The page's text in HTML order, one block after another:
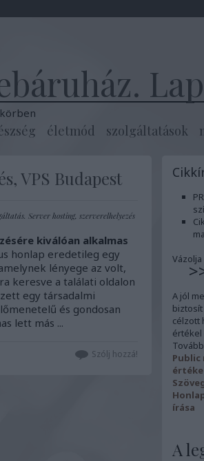
életmód szolgáltatások
VPS Budapest
Server hosting, szerverelhelyezés
kiválóan alkalmas
honlap eredetileg egy
lényege az volt,
keresve a találati oldalon
egy társadalmi
és gondosan
lett más ...
Szólj hozzá!
A jól
célzott
értékel
értéke
írása
A